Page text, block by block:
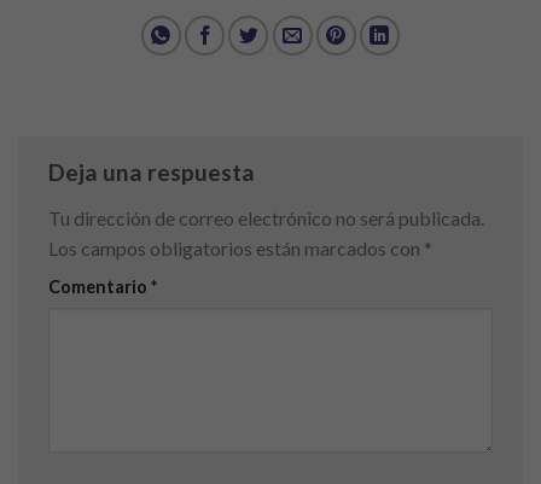
Deja una respuesta
Tu dirección de correo electrónico no será publicada.
Los campos obligatorios están marcados con *
Comentario *